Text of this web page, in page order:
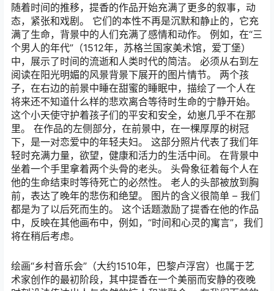
随着时间的推移，提香的作品开始充满了更多的叙事，动
态，紧张和戏剧。 它们的本性不再是沉默和静止的，它充
满了生命，背景中的人们充满了感情和动作。 例如，在“三
个男人的年代”（1512年，苏格兰国家美术馆，爱丁堡）
中，展示了时间的流逝和人类时代的简洁。 必须从右到左
阅读在阳光明媚的风景背景下展开的图片情节。 两个孩
子，在右边的前景中睡在甜蜜的睡眠中，描绘了一个人在
将来还不知道什么样的悲欢离合等待时生命的宁静开始。
这个小天使守护着孩子们的平安和安全，幼崽几乎不在那
里。 在作品的左侧部分，在前景中，在一棵厚厚的树冠
下，是一对恋爱中的年轻夫妇。 这部分照片代表了我们年
轻时充满力量，欲望，健康和活力的生活中间。 在背景中
坐着一个手里拿着两个头骨的老头。 头骨象征着每个人在
他的生命结束时等待死亡的必然性。 老人的头部被放到胸
前，表达了晚年的悲伤和绝望。 图片的含义很简单 – 我们
都是为了以后死而生的。 这个话题激励了提香在他的作品
中，反映在其他画布中，例如，“时间和心灵的寓言”，我们
将在稍后考虑。
绘画“乡村音乐会”（大约1510年，巴黎卢浮宫）也属于艺
术家创作的最初阶段，其中提香在一个美丽而安静的夜晚